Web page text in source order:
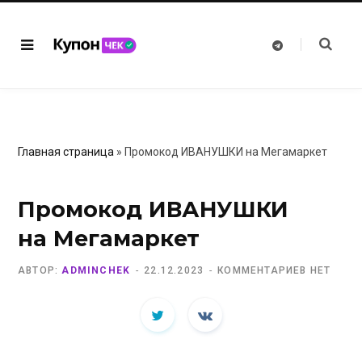
T
Главная страница » Промокод ИВАНУШКИ на Мегамаркет
Промокод ИВАНУШКИ
на Мегамаркет
АВТОР: ADMINCHEK 22.12.2023 КОММЕНТАРИЕВ НЕТ